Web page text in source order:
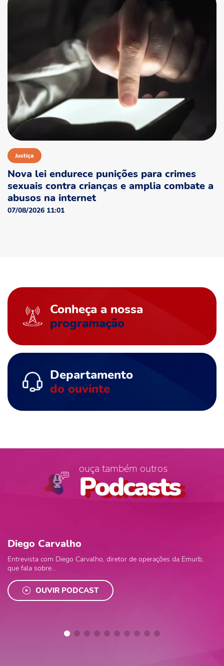
Justiça
Nova lei endurece punições para crimes
sexuais contra crianças e amplia combate a
abusos na internet
07/08/2026 11:01
Conheça a nossa
programação
Departamento
do ouvinte
ouça também outros
Podcasts
Diego Carvalho
Entrevista com Diego Carvalho, diretor de operações da Emurb,
que fala sobre...
OUVIR PODCAST